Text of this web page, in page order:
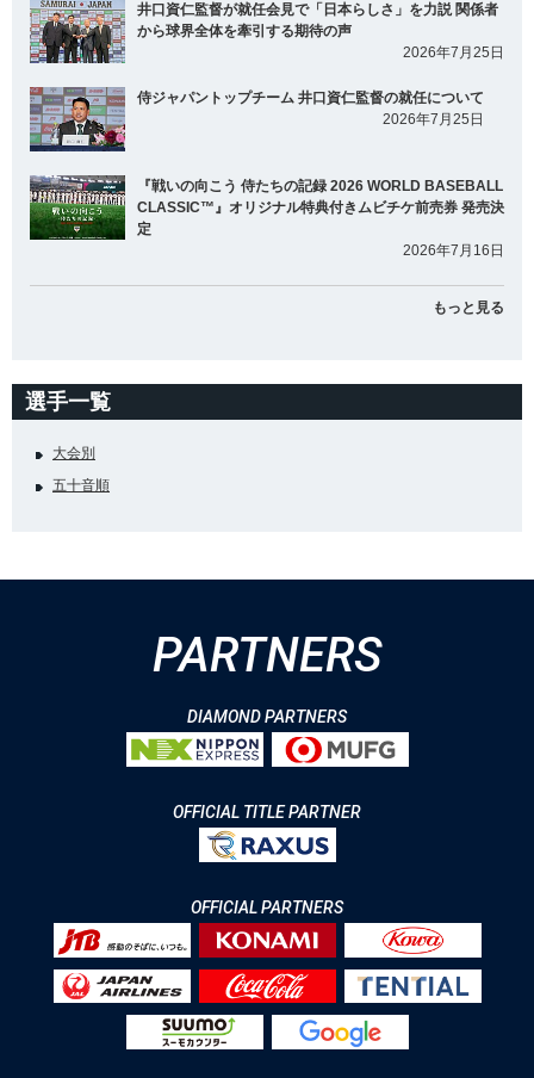
井口資仁監督が就任会見で「日本らしさ」を力説 関係者
から球界全体を牽引する期待の声
2026年7月25日
侍ジャパントップチーム 井口資仁監督の就任について
2026年7月25日
『戦いの向こう 侍たちの記録 2026 WORLD BASEBALL
CLASSIC™』オリジナル特典付きムビチケ前売券 発売決
定
2026年7月16日
もっと見る
選手一覧
大会別
五十音順
PARTNERS
DIAMOND PARTNERS
OFFICIAL TITLE PARTNER
OFFICIAL PARTNERS